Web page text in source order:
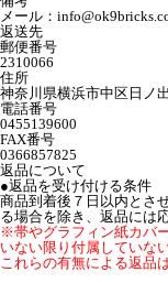
メール：
返送先
郵便番号
2310066
住所
神奈川県横浜市中区日ノ
電話番号
0455139600
FAX番号
0366857825
返品について
●返品を受け付ける条件
商品到着後７日以内とさ
る場合を除き、返品には
※帯やグラフィン紙カバ
いない限り付属していな
これらの有無による返品